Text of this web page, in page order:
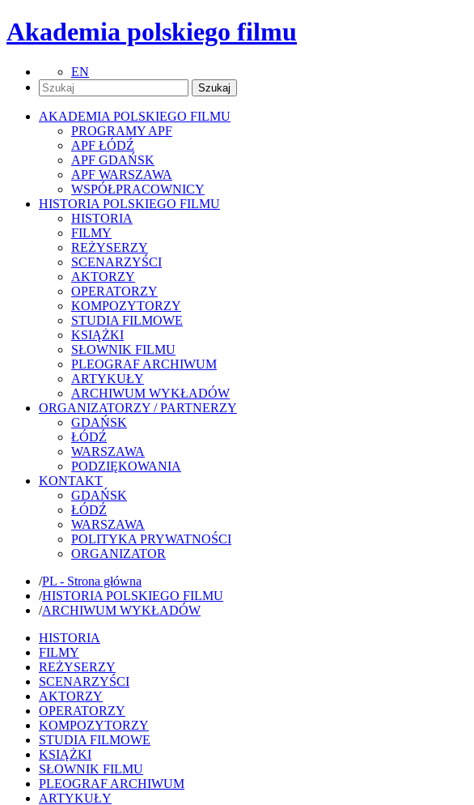
Akademia polskiego filmu
EN
AKADEMIA POLSKIEGO FILMU
PROGRAMY APF
APF ŁÓDŹ
APF GDAŃSK
APF WARSZAWA
WSPÓŁPRACOWNICY
HISTORIA POLSKIEGO FILMU
HISTORIA
FILMY
REŻYSERZY
SCENARZYŚCI
AKTORZY
OPERATORZY
KOMPOZYTORZY
STUDIA FILMOWE
KSIĄŻKI
SŁOWNIK FILMU
PLEOGRAF ARCHIWUM
ARTYKUŁY
ARCHIWUM WYKŁADÓW
ORGANIZATORZY / PARTNERZY
GDAŃSK
ŁÓDŹ
WARSZAWA
PODZIĘKOWANIA
KONTAKT
GDAŃSK
ŁÓDŹ
WARSZAWA
POLITYKA PRYWATNOŚCI
ORGANIZATOR
/PL - Strona główna
/HISTORIA POLSKIEGO FILMU
/ARCHIWUM WYKŁADÓW
HISTORIA
FILMY
REŻYSERZY
SCENARZYŚCI
AKTORZY
OPERATORZY
KOMPOZYTORZY
STUDIA FILMOWE
KSIĄŻKI
SŁOWNIK FILMU
PLEOGRAF ARCHIWUM
ARTYKUŁY